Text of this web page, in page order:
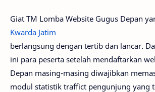
Giat TM Lomba Website Gugus Depan
Kwarda Jatim
berlangsung dengan tertib dan lancar.
ini para peserta setelah mendaftarkan
Depan masing-masing diwajibkan
modul statistik traffict pengunjung yang